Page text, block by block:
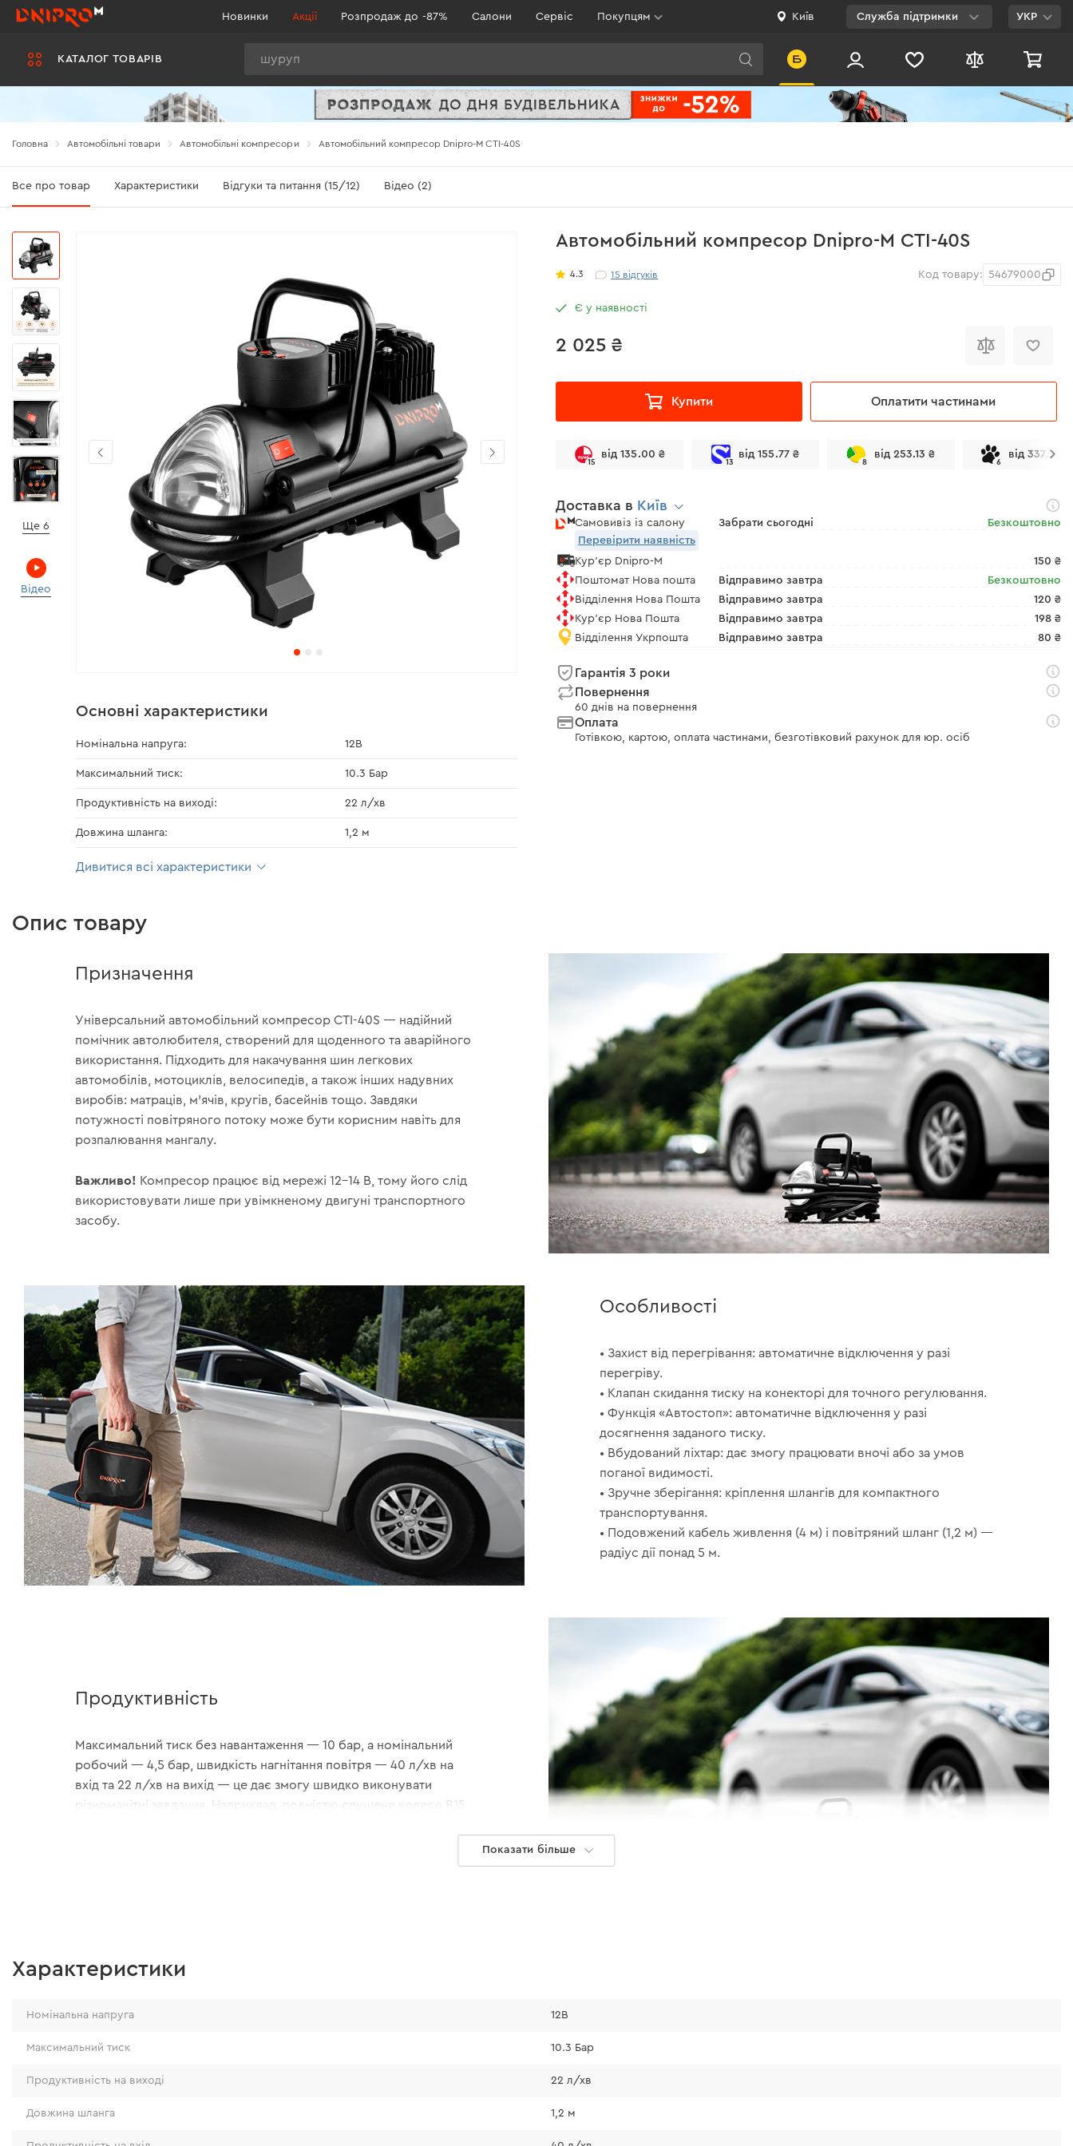
КАТАЛОГ ТОВАРІВ
Новинки Акції Розпродаж до -87% Салони Сервіс Покупцям Київ Служба підтримки
Viber
0 800 200 500
УКР
Головна Автомобільні товари Автомобільні компресори Автомобільний компресор Dnipro-M СTI-40S
Все про товар Характеристики Відгуки та питання (15/12) Відео (2)
Автомобільний компресор Dnipro-M СTI-40S
4.3 15 відгуків Код товару: 54679000
Є у наявності
2 025 ₴
Купити Оплатити частинами
15
від 135.00 ₴
13
від 155.77 ₴
8
від 253.13 ₴
6
від 337.50 ₴
Доставка в Київ
Самовивіз із салону Забрати сьогодні
Безкоштовно
Перевірити наявність
Кур'єр Dnipro-M
150 ₴
Поштомат Нова пошта
Відправимо завтра
Безкоштовно
Відділення Нова Пошта
Відправимо завтра
120 ₴
Кур'єр Нова Пошта
Відправимо завтра
198 ₴
Відділення Укрпошта
Відправимо завтра 80 ₴
Гарантія 3 роки
Повернення
60 днів на повернення
Оплата
Готівкою, картою, оплата частинами, безготівковий рахунок для юр. осіб
Ще 6
Відео
Основні характеристики
Номінальна напруга: 12В
Максимальний тиск: 10.3 Бар
Продуктивність на виході: 22 л/хв
Довжина шланга: 1,2 м
Дивитися всі характеристики
Опис товару
Призначення
Універсальний автомобільний компресор CTI-40S — надійний
помічник автолюбителя, створений для щоденного та аварійного
використання. Підходить для накачування шин легкових
автомобілів, мотоциклів, велосипедів, а також інших надувних
виробів: матраців, м’ячів, кругів, басейнів тощо. Завдяки
потужності повітряного потоку може бути корисним навіть для
розпалювання мангалу.
Важливо! Компресор працює від мережі 12–14 В, тому його слід
використовувати лише при увімкненому двигуні транспортного
засобу.
Особливості
• Захист від перегрівання: автоматичне відключення у разі
перегріву.
• Клапан скидання тиску на конекторі для точного регулювання.
• Функція «Автостоп»: автоматичне відключення у разі
досягнення заданого тиску.
• Вбудований ліхтар: дає змогу працювати вночі або за умов
поганої видимості.
• Зручне зберігання: кріплення шлангів для компактного
транспортування.
• Подовжений кабель живлення (4 м) і повітряний шланг (1,2 м) —
радіус дії понад 5 м.
Продуктивність
Максимальний тиск без навантаження — 10 бар, а номінальний
робочий — 4,5 бар, швидкість нагнітання повітря — 40 л/хв на
вхід та 22 л/хв на вихід — це дає змогу швидко виконувати
різноманітні завдання. Наприклад, повністю спущене колесо R15
Показати більше
Характеристики
Номінальна напруга 12В
Максимальний тиск 10.3 Бар
Продуктивність на виході 22 л/хв
Довжина шланга 1,2 м